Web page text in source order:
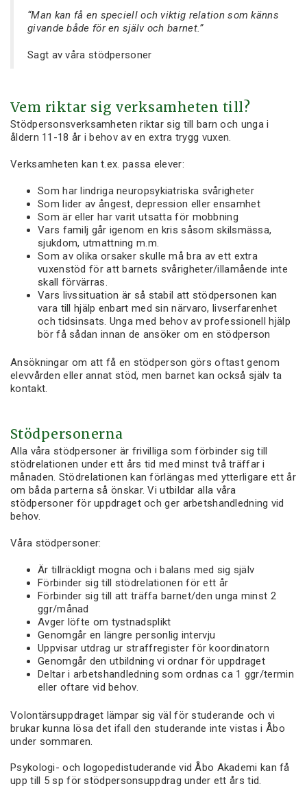
“Man kan få en speciell och viktig relation som känns
givande både för en själv och barnet.”
Sagt av våra stödpersoner
Vem riktar sig verksamheten till?
Stödpersonsverksamheten riktar sig till barn och unga i
åldern 11-18 år i behov av en extra trygg vuxen.
Verksamheten kan t.ex. passa elever:
Som har lindriga neuropsykiatriska svårigheter
Som lider av ångest, depression eller ensamhet
Som är eller har varit utsatta för mobbning
Vars familj går igenom en kris såsom skilsmässa,
sjukdom, utmattning m.m.
Som av olika orsaker skulle må bra av ett extra
vuxenstöd för att barnets svårigheter/illamående inte
skall förvärras.
Vars livssituation är så stabil att stödpersonen kan
vara till hjälp enbart med sin närvaro, livserfarenhet
och tidsinsats. Unga med behov av professionell hjälp
bör få sådan innan de ansöker om en stödperson
Ansökningar om att få en stödperson görs oftast genom
elevvården eller annat stöd, men barnet kan också själv ta
kontakt.
Stödpersonerna
Alla våra stödpersoner är frivilliga som förbinder sig till
stödrelationen under ett års tid med minst två träffar i
månaden. Stödrelationen kan förlängas med ytterligare ett år
om båda parterna så önskar. Vi utbildar alla våra
stödpersoner för uppdraget och ger arbetshandledning vid
behov.
Våra stödpersoner:
Är tillräckligt mogna och i balans med sig själv
Förbinder sig till stödrelationen för ett år
Förbinder sig till att träffa barnet/den unga minst 2
ggr/månad
Avger löfte om tystnadsplikt
Genomgår en längre personlig intervju
Uppvisar utdrag ur straffregister för koordinatorn
Genomgår den utbildning vi ordnar för uppdraget
Deltar i arbetshandledning som ordnas ca 1 ggr/termin
eller oftare vid behov.
Volontärsuppdraget lämpar sig väl för studerande och vi
brukar kunna lösa det ifall den studerande inte vistas i Åbo
under sommaren.
Psykologi- och logopedistuderande vid Åbo Akademi kan få
upp till 5 sp för stödpersonsuppdrag under ett års tid.